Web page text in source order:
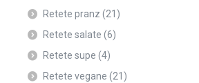
Retete pranz (21)
Retete salate (6)
Retete supe (4)
Retete vegane (21)